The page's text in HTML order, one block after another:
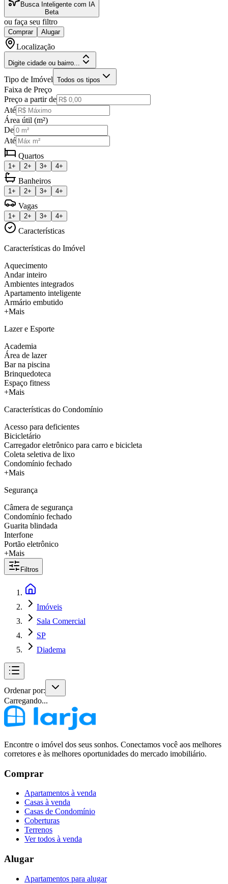
Busca Inteligente com IA
Beta
ou faça seu filtro
Comprar Alugar
Localização
Digite cidade ou bairro...
Tipo de Imóvel Todos os tipos
Faixa de Preço
Preço a partir de
Até
Área útil (m²)
De
Até
Quartos
1+ 2+ 3+ 4+
Banheiros
1+ 2+ 3+ 4+
Vagas
1+ 2+ 3+ 4+
Características
Características do Imóvel
Aquecimento
Andar inteiro
Ambientes integrados
Apartamento inteligente
Armário embutido
+Mais
Lazer e Esporte
Academia
Área de lazer
Bar na piscina
Brinquedoteca
Espaço fitness
+Mais
Características do Condomínio
Acesso para deficientes
Bicicletário
Carregador eletrônico para carro e bicicleta
Coleta seletiva de lixo
Condomínio fechado
+Mais
Segurança
Câmera de segurança
Condomínio fechado
Guarita blindada
Interfone
Portão eletrônico
+Mais
Filtros
Imóveis
Sala Comercial
SP
Diadema
Ordenar por:
Carregando...
Encontre o imóvel dos seus sonhos. Conectamos você aos melhores
corretores e às melhores oportunidades do mercado imobiliário.
Comprar
Apartamentos à venda
Casas à venda
Casas de Condomínio
Coberturas
Terrenos
Ver todos à venda
Alugar
Apartamentos para alugar